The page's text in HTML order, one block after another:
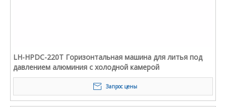
LH-HPDC-220T Горизонтальная машина для литья под
давлением алюминия с холодной камерой
Запрос цены